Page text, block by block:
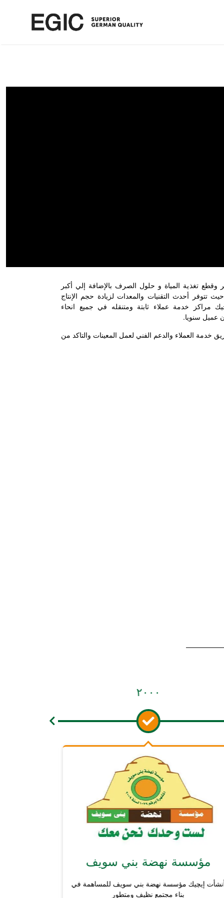
مواسير وقطع تغذية المياة و حلول الصرف بالإضافة إلي أكبر
أحدث التقنيات والمعدات لزيادة حجم الإنتاج
مراكز خدمة عملاء ثابتة ومتنقله في جميع انحاء
عميل سنويا.
من 500 فرد من فريق خدمة العملاء والدعم الفني لعمل المعينات والتاكد من
بني سويف
بني سويف للمساهمة في
نظيف ومتطور
إنشاء أول مصنع